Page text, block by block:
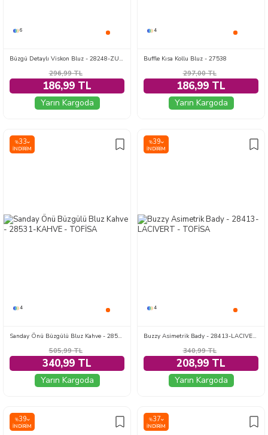
6
Büzgü Detaylı Viskon Bluz - 28248-ZUMRUT
296,99TL
186,99 TL
Yarın Kargoda
4
Buffle Kısa Kollu Bluz - 27538
297,00TL
186,99 TL
Yarın Kargoda
%33
İNDIRIM
4
Sanday Önü Büzgülü Bluz Kahve - 28531-KAHVE
505,99TL
340,99 TL
Yarın Kargoda
%39
İNDIRIM
4
Buzzy Asimetrik Bady - 28413-LACIVERT
340,99TL
208,99 TL
Yarın Kargoda
%39
İNDIRIM
%37
İNDIRIM